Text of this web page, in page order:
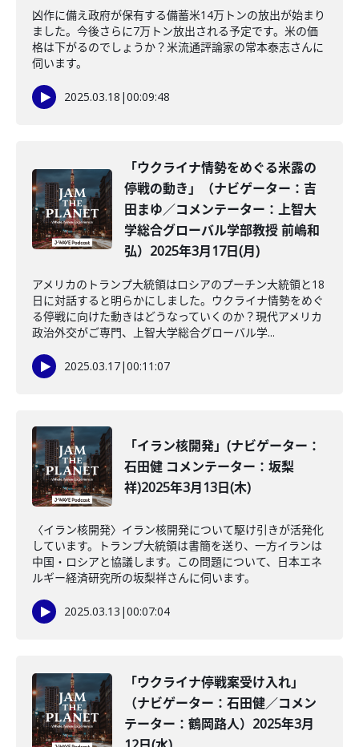
凶作に備え政府が保有する備蓄米14万トンの放出が始まり
ました。今後さらに7万トン放出される予定です。米の価
格は下がるのでしょうか？米流通評論家の常本泰志さんに
伺います。
2025.03.18 |00:09:48
「ウクライナ情勢をめぐる米露の
停戦の動き」（ナビゲーター：吉
田まゆ／コメンテーター：上智大
学総合グローバル学部教授 前嶋和
弘）2025年3月17日(月)
アメリカのトランプ大統領はロシアのプーチン大統領と18
日に対話すると明らかにしました。ウクライナ情勢をめぐ
る停戦に向けた動きはどうなっていくのか？現代アメリカ
政治外交がご専門、上智大学総合グローバル学...
2025.03.17|00:11:07
「イラン核開発」(ナビゲーター：
石田健 コメンテーター：坂梨
祥)2025年3月13日(木)
〈イラン核開発〉イラン核開発について駆け引きが活発化
しています。トランプ大統領は書簡を送り、一方イランは
中国・ロシアと協議します。この問題について、日本エネ
ルギー経済研究所の坂梨祥さんに伺います。
2025.03.13 |00:07:04
「ウクライナ停戦案受け入れ」
（ナビゲーター：石田健／コメン
テーター：鶴岡路人）2025年3月